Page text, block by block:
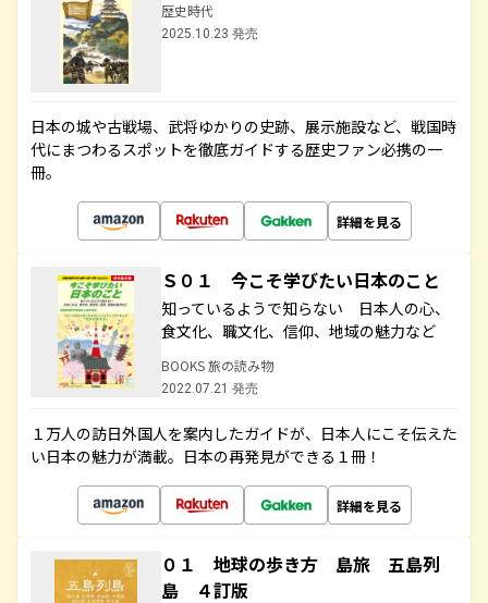
歴史時代
2025.10.23 発売
日本の城や古戦場、武将ゆかりの史跡、展示施設など、戦国時
代にまつわるスポットを徹底ガイドする歴史ファン必携の一
冊。
詳細を見る
Ｓ０１ 今こそ学びたい日本のこと
知っているようで知らない 日本人の心、
食文化、職文化、信仰、地域の魅力など
BOOKS 旅の読み物
2022.07.21 発売
１万人の訪日外国人を案内したガイドが、日本人にこそ伝えた
い日本の魅力が満載。日本の再発見ができる１冊！
詳細を見る
０１ 地球の歩き方 島旅 五島列
島 ４訂版